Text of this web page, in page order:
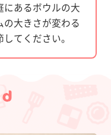
にあるボウルの大
の大きさが変わる
てください。